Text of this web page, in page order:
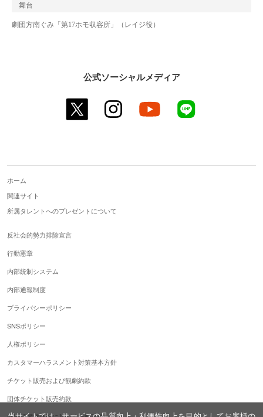
舞台
劇団方南ぐみ「第17ホモ収容所」（レイジ役）
公式ソーシャルメディア
twitter instagram youtube
ホーム
関連サイト
所属タレントへのプレゼントについて
反社会的勢力排除宣言
行動憲章
内部統制システム
内部通報制度
プライバシーポリシー
SNSポリシー
人権ポリシー
カスタマーハラスメント対策基本方針
チケット販売および観劇約款
団体チケット販売約款